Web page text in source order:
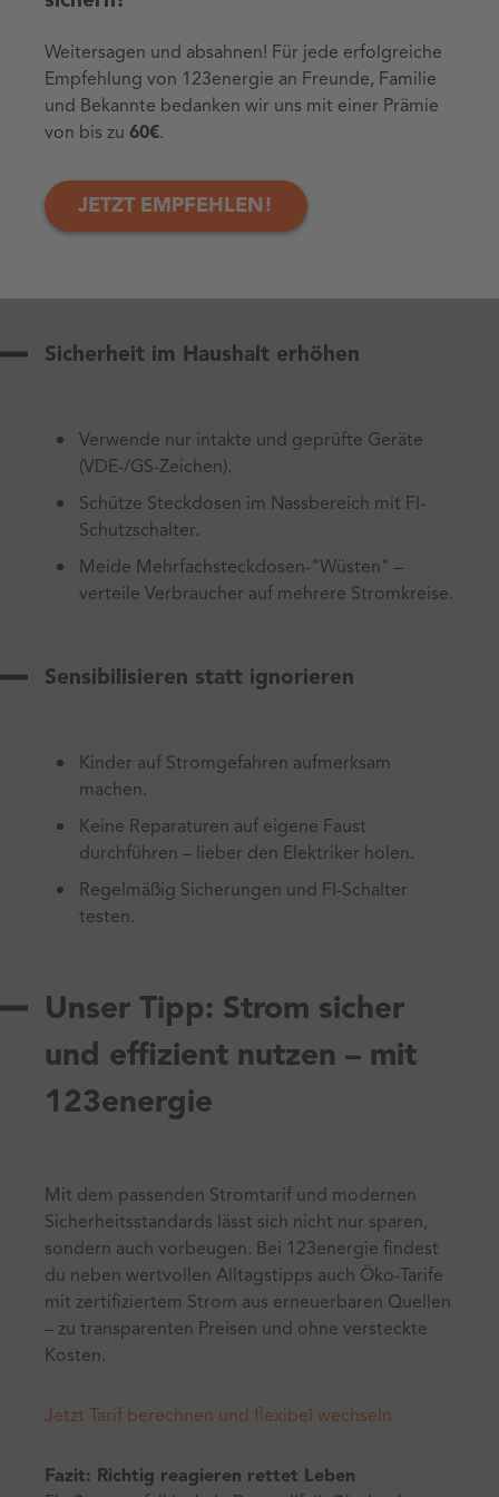
Verbrennungen, Hautverfärbungen
Kontakt mit Hochspannung (z. B.
Stromleitungen)
Stromunfälle verhindern –
Sicherheit im Haushalt erhöhen
Verwende nur intakte und geprüfte Geräte
(VDE-/GS-Zeichen).
Schütze Steckdosen im Nassbereich mit FI-
Schutzschalter.
Meide Mehrfachsteckdosen-"Wüsten" –
verteile Verbraucher auf mehrere Stromkreise.
Sensibilisieren statt ignorieren
Kinder auf Stromgefahren aufmerksam
machen.
Keine Reparaturen auf eigene Faust
durchführen – lieber den Elektriker holen.
Regelmäßig Sicherungen und FI-Schalter
testen.
Unser Tipp: Strom sicher
und effizient nutzen – mit
123energie
Mit dem passenden Stromtarif und modernen
Sicherheitsstandards lässt sich nicht nur sparen,
sondern auch vorbeugen. Bei 123energie findest
du neben wertvollen Alltagstipps auch Öko-Tarife
mit zertifiziertem Strom aus erneuerbaren Quellen
– zu transparenten Preisen und ohne versteckte
Kosten.
Jetzt Tarif berechnen und flexibel wechseln
Fazit: Richtig reagieren rettet Leben
Weitersagen und absahnen! Für jede erfolgreiche
Empfehlung von 123energie an Freunde, Familie
und Bekannte bedanken wir uns mit einer Prämie
von bis zu 60€.
JETZT EMPFEHLEN!